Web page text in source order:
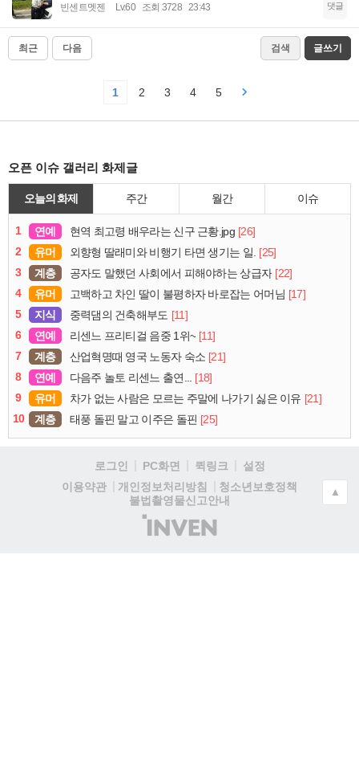
빈센트멧젠 Lv.60 조회 3728 23:43 댓글
최근 다음 검색 글쓰기
1 2 3 4 5
오픈 이슈 갤러리 화제글
오늘의 화제 주간 월간 이슈
1 연예 현역 최고령 배우라는 신구 근황.jpg [26]
2
유머 외향형 딸래미와 비행기 타면 생기는 일. [25]
3
계층 공자도 말했던 사회에서 피해야하는 상급자 [22]
4
유머 고백하고 차인 딸이 불평하자 바로잡는 어머님 [17]
5
지식 중력댐의 건축해부도 [11]
6
연예 리센느 프리티걸 음중 1위~ [11]
7
계층 산업혁명때 영국 노동자 숙소 [21]
8
연예 다음주 놀토 리센느 출연... [18]
9
유머 차가 없는 사람은 모르는 주말에 나가기 싫은 이유 [21]
10
계층 태풍 돌핀 말고 이주은 돌핀 [25]
로그인 PC화면 퀵링크
설정
이용약관
개인정보처리방침
청소년보호정책
불법촬영물신고안내
(주)
인
▲